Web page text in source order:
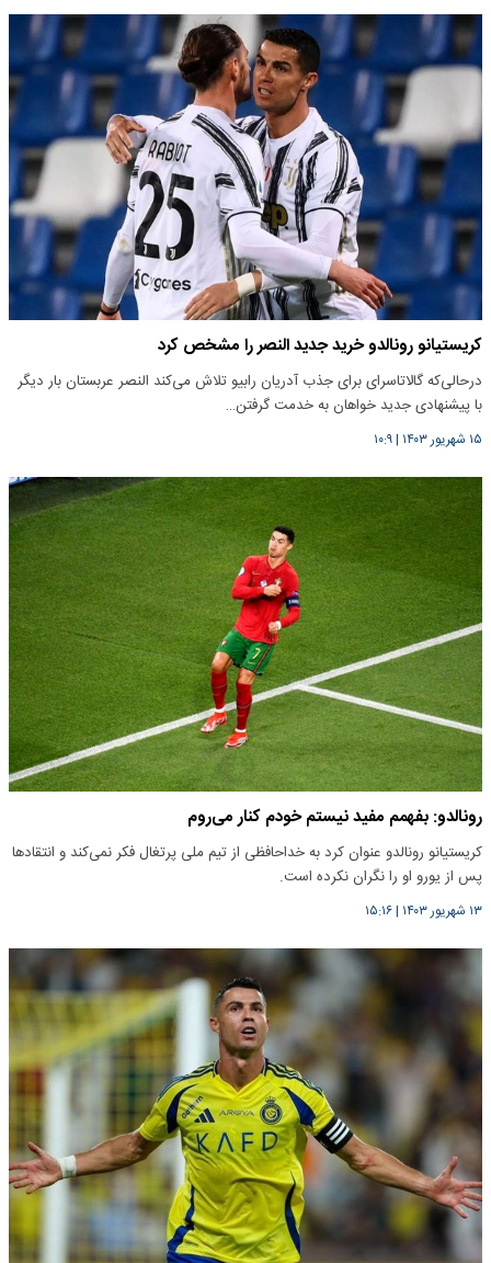
کریستیانو رونالدو خرید جدید النصر را مشخص کرد
درحالی‌که گالاتاسرای برای جذب آدریان رابیو تلاش می‌کند النصر ‏عربستان بار دیگر
با پیشنهادی جدید خواهان به خدمت گرفتن…
۱۵ شهریور ۱۴۰۳ |۱۰:۹
رونالدو: بفهمم مفید نیستم خودم کنار می‌روم
کریستیانو رونالدو عنوان کرد به خداحافظی از تیم ملی پرتغال فکر نمی‌کند و انتقادها
پس از یورو او را نگران نکرده است.
۱۳ شهریور ۱۴۰۳ |۱۵:۱۶